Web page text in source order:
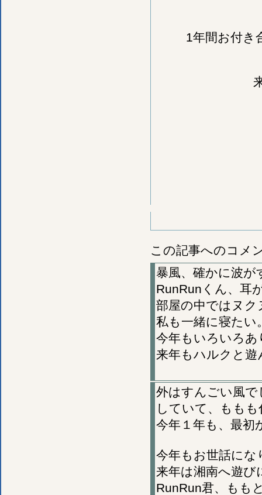
1年間お付き
この記事へのコメ
暴風、確かに波が
RunRunくん、耳
部屋の中ではヌ
私も一緒に寝たい
今年もいろいろ
来年もハルクと
外はすんごい風
していて、もも
今年１年も、最初
今年もお世話にな
来年は湘南へ遊
RunRun君、もも